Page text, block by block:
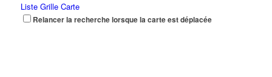
Liste Grille Carte
Relancer la recherche lorsque la carte est déplacée